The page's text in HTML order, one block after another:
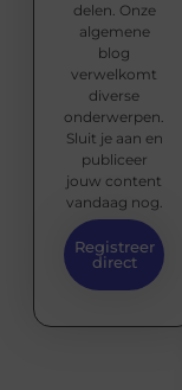
delen. Onze
algemene
blog
verwelkomt
diverse
onderwerpen.
Sluit je aan en
publiceer
jouw content
vandaag nog.
Registreer
direct